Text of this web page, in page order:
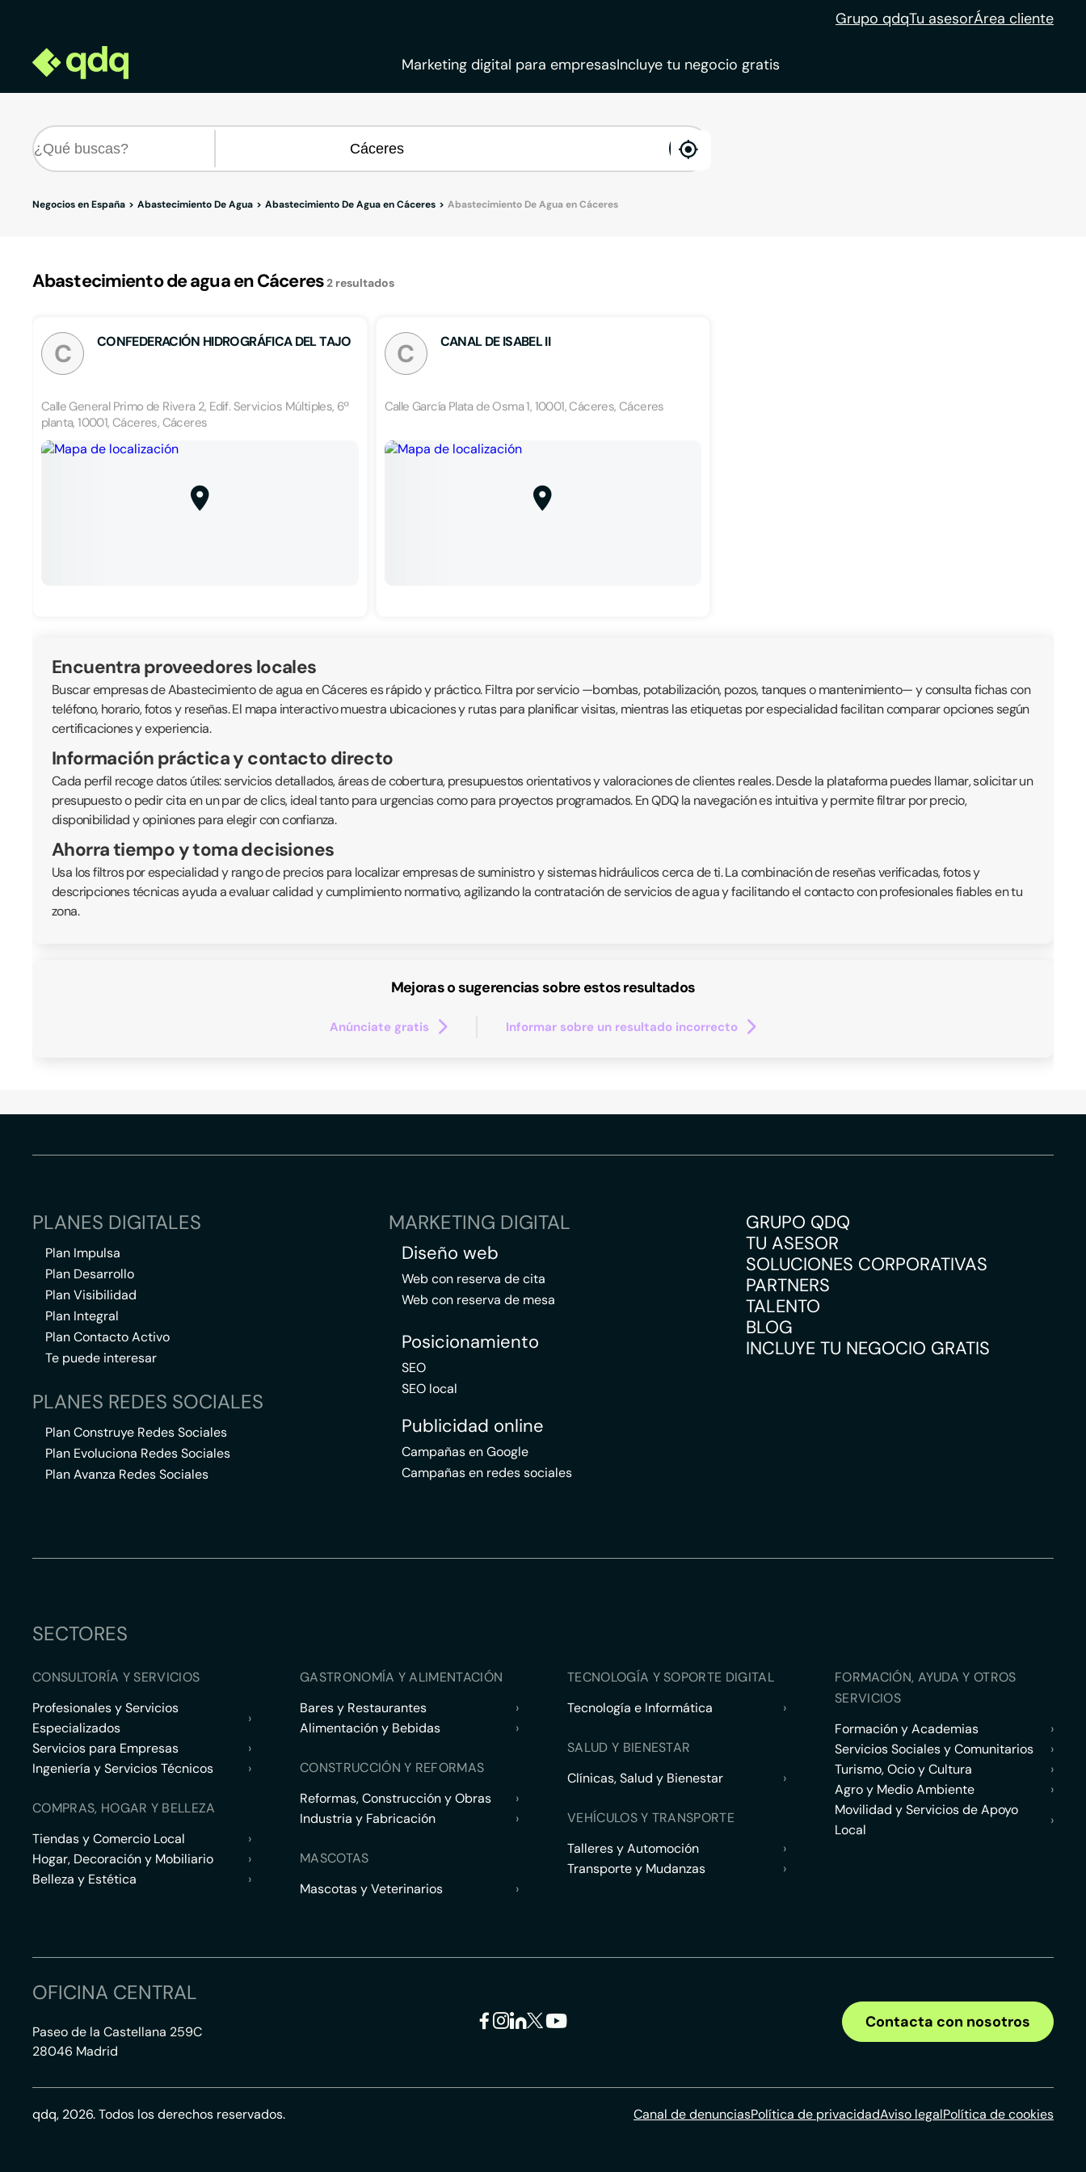
Grupo qdqTu asesorÁrea cliente
Marketing digital para empresasIncluye tu negocio gratis
enable
Negocios en España Abastecimiento De Agua Abastecimiento De Agua en Cáceres Abastecimiento De Agua en Cáceres
Abastecimiento de agua en Cáceres2 resultados
C CONFEDERACIÓN HIDROGRÁFICA DEL TAJO
Calle General Primo de Rivera 2, Edif. Servicios Múltiples, 6ª
planta, 10001, Cáceres, Cáceres
C CANAL DE ISABEL II
Calle García Plata de Osma 1, 10001, Cáceres, Cáceres
Encuentra proveedores locales
Buscar empresas de Abastecimiento de agua en Cáceres es rápido y práctico. Filtra por servicio —bombas, potabilización, pozos, tanques o mantenimiento— y consulta fichas con
teléfono, horario, fotos y reseñas. El mapa interactivo muestra ubicaciones y rutas para planificar visitas, mientras las etiquetas por especialidad facilitan comparar opciones según
certificaciones y experiencia.
Información práctica y contacto directo
Cada perfil recoge datos útiles: servicios detallados, áreas de cobertura, presupuestos orientativos y valoraciones de clientes reales. Desde la plataforma puedes llamar, solicitar un
presupuesto o pedir cita en un par de clics, ideal tanto para urgencias como para proyectos programados. En QDQ la navegación es intuitiva y permite filtrar por precio,
disponibilidad y opiniones para elegir con confianza.
Ahorra tiempo y toma decisiones
Usa los filtros por especialidad y rango de precios para localizar empresas de suministro y sistemas hidráulicos cerca de ti. La combinación de reseñas verificadas, fotos y
descripciones técnicas ayuda a evaluar calidad y cumplimiento normativo, agilizando la contratación de servicios de agua y facilitando el contacto con profesionales fiables en tu
zona.
Mejoras o sugerencias sobre estos resultados
Anúnciate gratis Informar sobre un resultado incorrecto
PLANES DIGITALES
Plan Impulsa
Plan Desarrollo
Plan Visibilidad
Plan Integral
Plan Contacto Activo
Te puede interesar
PLANES REDES SOCIALES
Plan Construye Redes Sociales
Plan Evoluciona Redes Sociales
Plan Avanza Redes Sociales
MARKETING DIGITAL
Diseño web
Web con reserva de cita
Web con reserva de mesa
Posicionamiento
SEO
SEO local
Publicidad online
Campañas en Google
Campañas en redes sociales
GRUPO QDQ
TU ASESOR
SOLUCIONES CORPORATIVAS
PARTNERS
TALENTO
BLOG
INCLUYE TU NEGOCIO GRATIS
SECTORES
CONSULTORÍA Y SERVICIOS
Profesionales y Servicios
Especializados
›
Servicios para Empresas
›
Ingeniería y Servicios Técnicos
›
COMPRAS, HOGAR Y BELLEZA
Tiendas y Comercio Local
›
Hogar, Decoración y Mobiliario
›
Belleza y Estética
›
GASTRONOMÍA Y ALIMENTACIÓN
Bares y Restaurantes
›
Alimentación y Bebidas
›
CONSTRUCCIÓN Y REFORMAS
Reformas, Construcción y Obras
›
Industria y Fabricación
›
MASCOTAS
Mascotas y Veterinarios
›
TECNOLOGÍA Y SOPORTE DIGITAL
Tecnología e Informática
›
SALUD Y BIENESTAR
Clínicas, Salud y Bienestar
›
VEHÍCULOS Y TRANSPORTE
Talleres y Automoción
›
Transporte y Mudanzas
›
FORMACIÓN, AYUDA Y OTROS
SERVICIOS
Formación y Academias
›
Servicios Sociales y Comunitarios
›
Turismo, Ocio y Cultura
›
Agro y Medio Ambiente
›
Movilidad y Servicios de Apoyo
Local
›
OFICINA CENTRAL
Paseo de la Castellana 259C
28046 Madrid
Contacta con nosotros
Canal de denunciasPolítica de privacidadAviso legalPolítica de cookies
qdq, 2026. Todos los derechos reservados.